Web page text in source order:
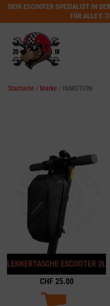
DEIN ESCOOTER SPEZIALIST IN
FÜR ALLE E-
Startseite / Marke / INMOTION
LENKERTASCHE ESCOOTER 2L
CHF 25.00